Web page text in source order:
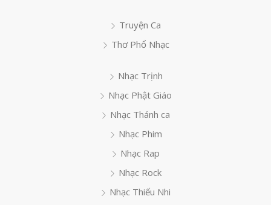
Truyện Ca
Thơ Phổ Nhạc
Nhạc Trịnh
Nhạc Phật Giáo
Nhạc Thánh ca
Nhạc Phim
Nhạc Rap
Nhạc Rock
Nhạc Thiếu Nhi